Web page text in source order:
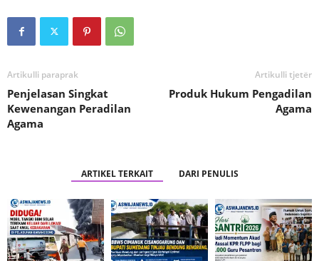
Artikulli paraprak
Penjelasan Singkat
Kewenangan Peradilan
Agama
Artikulli tjetër
Produk Hukum Pengadilan
Agama
ARTIKEL TERKAIT DARI PENULIS